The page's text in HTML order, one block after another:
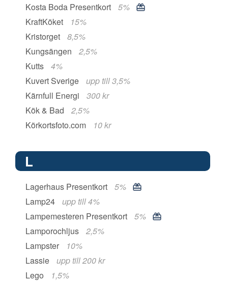
Kosta Boda Presentkort
5%
KraftKöket
15%
Kristorget
8,5%
Kungsängen
2,5%
Kutts
4%
Kuvert Sverige
upp till 3,5%
Kärnfull Energi
300 kr
Kök & Bad
2,5%
Körkortsfoto.com
10 kr
L
Lagerhaus Presentkort
5%
Lamp24
upp till 4%
Lampemesteren Presentkort
5%
Lamporochljus
2,5%
Lampster
10%
Lassie
upp till 200 kr
Lego
1,5%